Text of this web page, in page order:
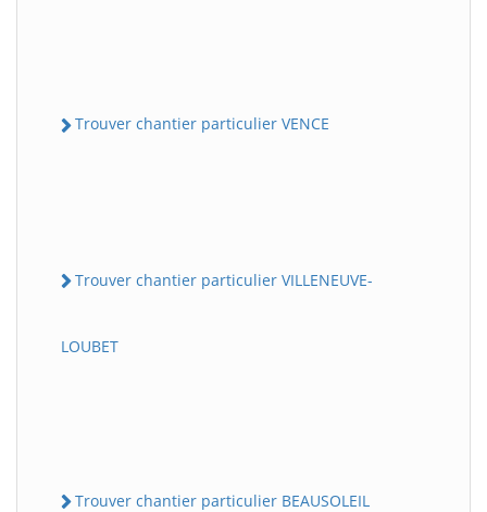
Trouver chantier particulier VENCE
Trouver chantier particulier VILLENEUVE-
LOUBET
Trouver chantier particulier BEAUSOLEIL